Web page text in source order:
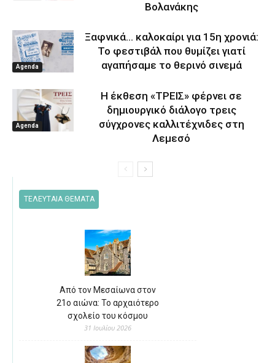
Βολανάκης
Agenda
Ξαφνικά… καλοκαίρι για 15η χρονιά:
Το φεστιβάλ που θυμίζει γιατί
αγαπήσαμε το θερινό σινεμά
Agenda
Η έκθεση «ΤΡΕΙΣ» φέρνει σε
δημιουργικό διάλογο τρεις
σύγχρονες καλλιτέχνιδες στη
Λεμεσό
ΤΕΛΕΥΤΑΙΑ ΘΕΜΑΤΑ
Από τον Μεσαίωνα στον
21ο αιώνα: Το αρχαιότερο
σχολείο του κόσμου
31 Ιουλίου 2026